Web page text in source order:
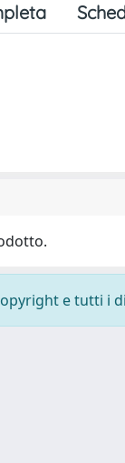
e tutti i